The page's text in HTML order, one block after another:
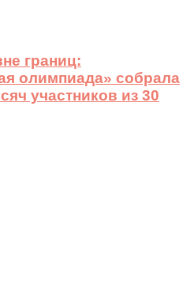
границ:
олимпиада» собрала
участников из 30